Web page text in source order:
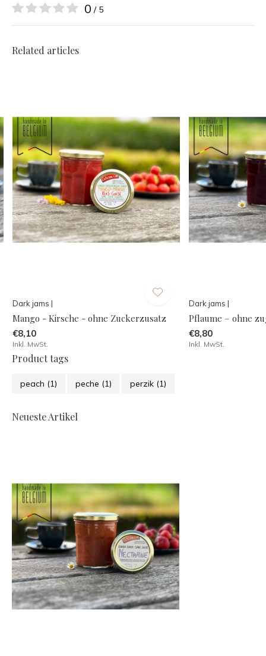
0 / 5
Related articles
Dark jams |
Mango - Kirsche - ohne Zuckerzusatz
€8,10
Inkl. MwSt.
Dark jams |
Pflaume – ohne
€8,80
Inkl. MwSt.
Product tags
peach (1) peche (1) perzik (1)
Neueste Artikel